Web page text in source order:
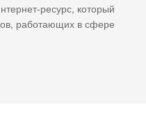
ресурс, который
работающих в сфере